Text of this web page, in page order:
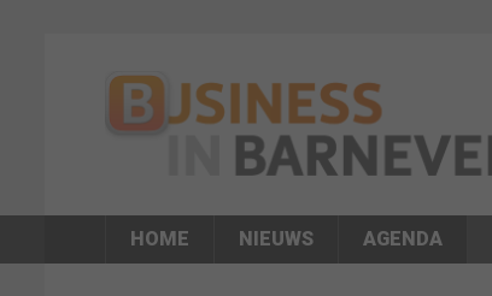
HOME NIEUWS AGENDA